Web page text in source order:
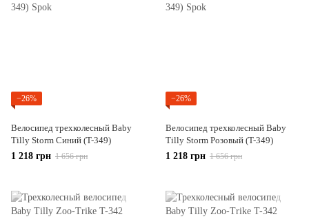
−26%
Велосипед трехколесный Baby
Tilly Storm Синий (T-349)
1 218 грн 1 656 грн
−26%
Велосипед трехколесный Baby
Tilly Storm Розовый (T-349)
1 218 грн 1 656 грн